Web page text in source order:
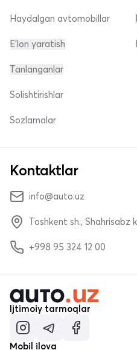
Haydalgan avtomobillar
E'lon yaratish
Tanlanganlar
Solishtirishlar
Sozlamalar
Kontaktlar
info@auto.uz
Toshkent sh., Shahrisabz
+998 95 324 12 00
Ijtimoiy tarmoqlar
Mobil ilova